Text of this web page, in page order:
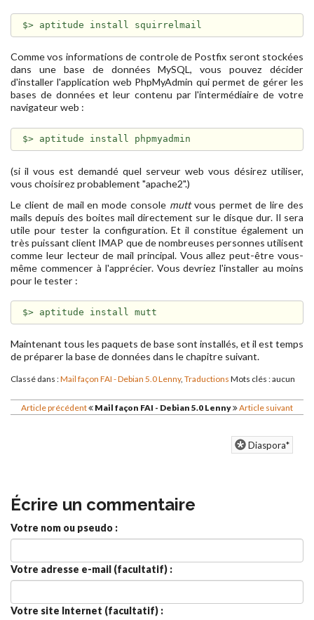
Comme vos informations de controle de Postfix seront stockées
dans une base de données MySQL, vous pouvez décider
d'installer l'application web PhpMyAdmin qui permet de gérer les
bases de données et leur contenu par l'intermédiaire de votre
navigateur web :
(si il vous est demandé quel serveur web vous désirez utiliser,
vous choisirez probablement "apache2".)
Le client de mail en mode console muttvous permet de lire des
mails depuis des boites mail directement sur le disque dur. Il sera
utile pour tester la configuration. Et il constitue également un
très puissant client IMAP que de nombreuses personnes utilisent
comme leur lecteur de mail principal. Vous allez peut-être vous-
même commencer à l'apprécier. Vous devriez l'installer au moins
pour le tester :
Maintenant tous les paquets de base sont installés, et il est temps
de préparer la base de données dans le chapitre suivant.
Classé dans :Mail façon FAI - Debian 5.0 Lenny, Traductions Mots clés : aucun
Article précédent Mail façon FAI - Debian 5.0 Lenny Article suivant
Diaspora*
Écrire un commentaire
Votre nom ou pseudo :
Votre adresse e-mail (facultatif) :
Votre site Internet (facultatif) :